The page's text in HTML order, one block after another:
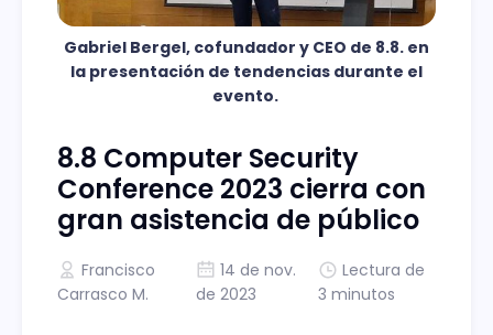
Gabriel Bergel, cofundador y CEO de 8.8. en
la presentación de tendencias durante el
evento.
8.8 Computer Security
Conference 2023 cierra con
gran asistencia de público
Francisco
Carrasco M.
14 de nov.
de 2023
Lectura de
3 minutos